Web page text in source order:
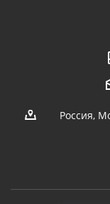
Россия,